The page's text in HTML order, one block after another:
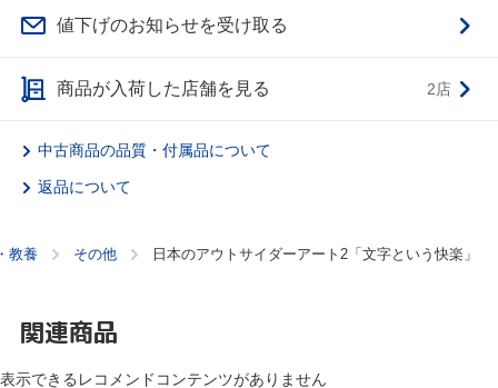
値下げのお知らせを受け取る
商品が入荷した店舗を見る 2店
中古商品の品質・付属品について
返品について
教養 その他 日本のアウトサイダーアート2「文字という快楽」
関連商品
表示できるレコメンドコンテンツがありません